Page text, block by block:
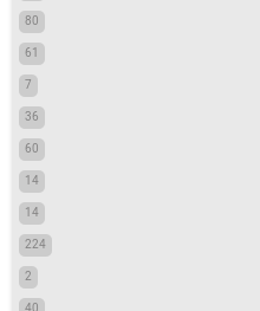
80
61
7
36
60
14
14
224
2